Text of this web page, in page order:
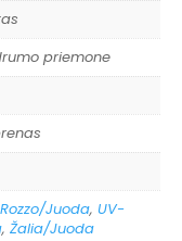
konstrukcija
su rankena
šuns
priemone
Rozzo/Juoda, UV-
, Žalia/Juoda